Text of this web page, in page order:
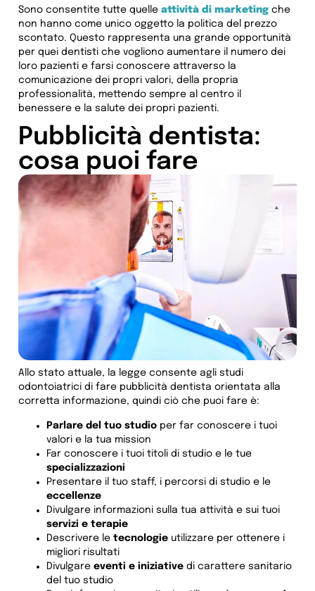
Sono consentite tutte quelle attività di marketing che
non hanno come unico oggetto la politica del prezzo
scontato. Questo rappresenta una grande opportunità
per quei dentisti che vogliono aumentare il numero dei
loro pazienti e farsi conoscere attraverso la
comunicazione dei propri valori, della propria
professionalità, mettendo sempre al centro il
benessere e la salute dei propri pazienti.
Pubblicità dentista:
cosa puoi fare
Allo stato attuale, la legge consente agli studi
odontoiatrici di fare pubblicità dentista orientata alla
corretta informazione, quindi ciò che puoi fare è:
Parlare del tuo studio per far conoscere i tuoi
valori e la tua mission
Far conoscere i tuoi titoli di studio e le tue
specializzazioni
Presentare il tuo staff, i percorsi di studio e le
eccellenze
Divulgare informazioni sulla tua attività e sui tuoi
servizi e terapie
Descrivere le tecnologie utilizzare per ottenere i
migliori risultati
Divulgare eventi e iniziative di carattere sanitario
del tuo studio